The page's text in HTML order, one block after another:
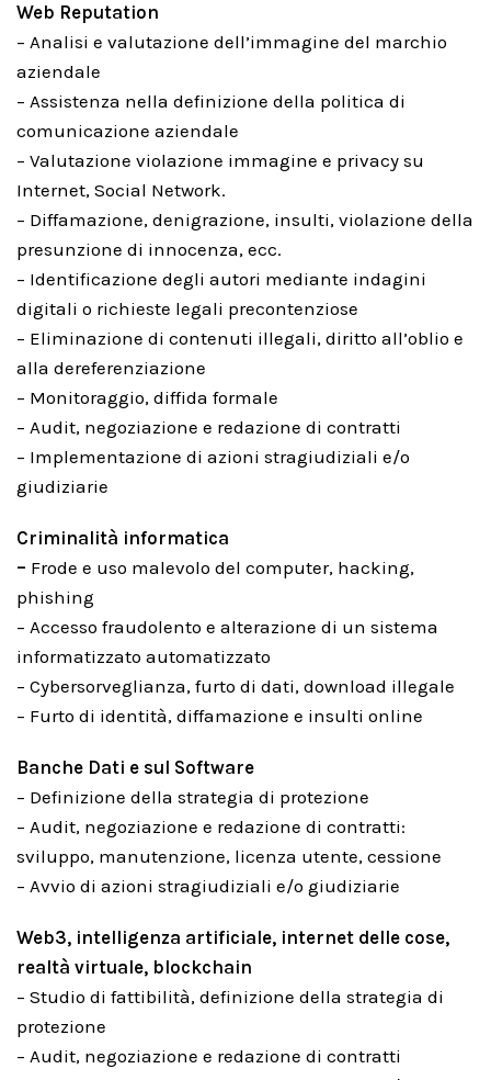
Web Reputation
– Analisi e valutazione dell’immagine del marchio
aziendale
– Assistenza nella definizione della politica di
comunicazione aziendale
– Valutazione violazione immagine e privacy su
Internet, Social Network.
– Diffamazione, denigrazione, insulti, violazione della
presunzione di innocenza, ecc.
– Identificazione degli autori mediante indagini
digitali o richieste legali precontenziose
– Eliminazione di contenuti illegali, diritto all’oblio e
alla dereferenziazione
– Monitoraggio, diffida formale
– Audit, negoziazione e redazione di contratti
– Implementazione di azioni stragiudiziali e/o
giudiziarie
Criminalità informatica
– Frode e uso malevolo del computer, hacking,
phishing
– Accesso fraudolento e alterazione di un sistema
informatizzato automatizzato
– Cybersorveglianza, furto di dati, download illegale
– Furto di identità, diffamazione e insulti online
Banche Dati e sul Software
– Definizione della strategia di protezione
– Audit, negoziazione e redazione di contratti:
sviluppo, manutenzione, licenza utente, cessione
– Avvio di azioni stragiudiziali e/o giudiziarie
Web3, intelligenza artificiale, internet delle cose,
realtà virtuale, blockchain
– Studio di fattibilità, definizione della strategia di
protezione
– Audit, negoziazione e redazione di contratti